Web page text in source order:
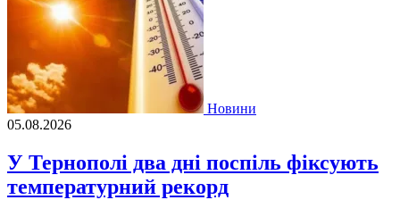
Новини
05.08.2026
У Тернополі два дні поспіль фіксують
температурний рекорд